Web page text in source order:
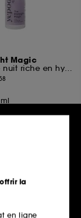
Magic
Masque de nuit riche en hydratation et à l'effet anti-âge
au panier
la
en ligne